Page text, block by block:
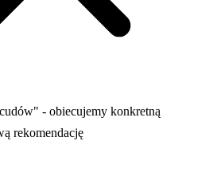
- obiecujemy konkretną
rekomendację